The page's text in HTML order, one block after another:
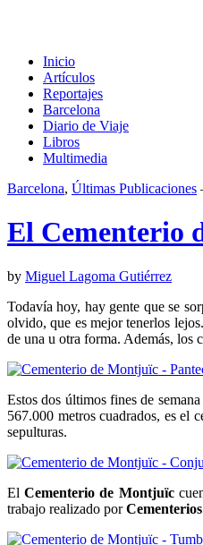
Inicio
Artículos
Reportajes
Barcelona
Diario de Viaje
Libros
Multimedia
Barcelona, Últimas Publicaciones
El Cementerio
by Miguel Lagoma Gutiérrez
Todavía hoy, hay gente que se
olvido, que es mejor tenerlos
de una u otra forma. Además, los
Estos dos últimos fines de
567.000 metros cuadrados, es el
sepulturas.
ElCementerio de Montjuïc
trabajo realizado por